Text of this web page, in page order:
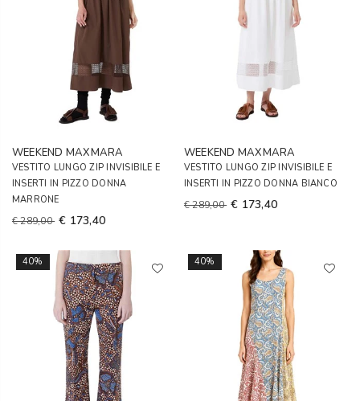
WEEKEND MAXMARA
VESTITO LUNGO ZIP INVISIBILE E
INSERTI IN PIZZO DONNA
MARRONE
€ 289,00 € 173,40
WEEKEND MAXMARA
VESTITO LUNGO ZIP INVISIBILE E
INSERTI IN PIZZO DONNA BIANCO
€ 289,00 € 173,40
40% 40%